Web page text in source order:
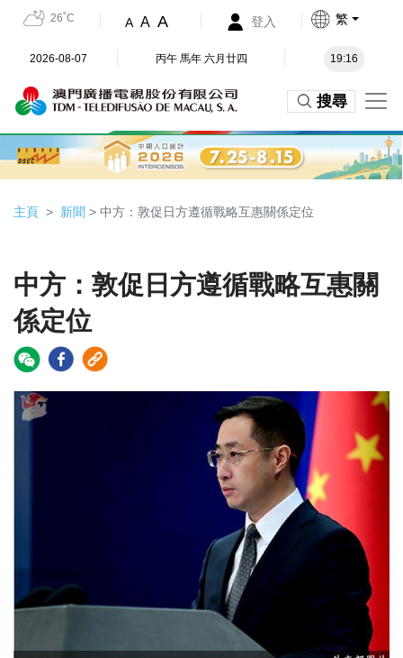
26˚C A A A 登入 繁
2026-08-07 丙午 馬年 六月廿四 19:16
搜尋
主頁 新聞 > 中方：敦促日方遵循戰略互惠關係定位
中方：敦促日方遵循戰略互惠關
係定位